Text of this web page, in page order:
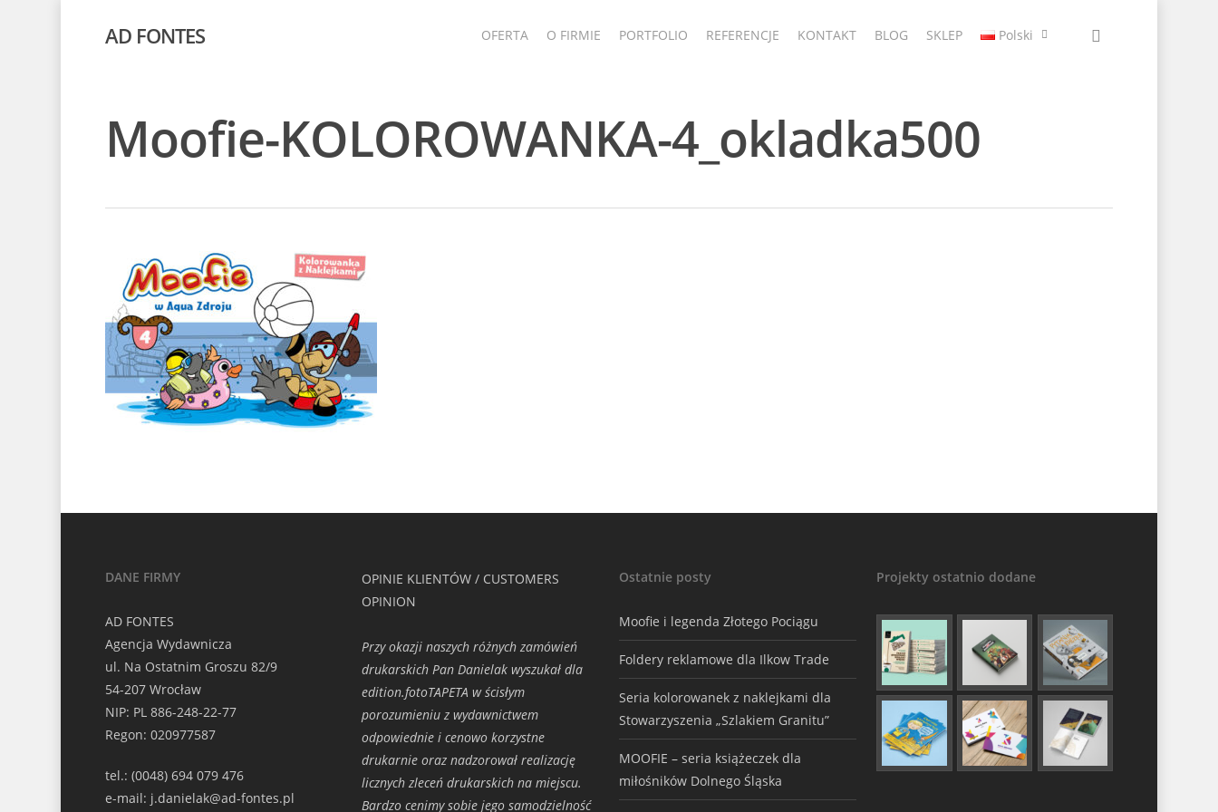
AD FONTES OFERTA O FIRMIE PORTFOLIO REFERENCJE KONTAKT BLOG SKLEP Polski
Moofie-KOLOROWANKA-4_okladka500
DANE FIRMY
AD FONTES
Agencja Wydawnicza
ul. Na Ostatnim Groszu 82/9
54-207 Wrocław
NIP: PL 886-248-22-77
Regon: 020977587
tel.: (0048) 694 079 476
e-mail: j.danielak@ad-fontes.pl
OPINIE KLIENTÓW / CUSTOMERS
OPINION
Przy okazji naszych różnych zamówień
drukarskich Pan Danielak wyszukał dla
edition.fotoTAPETA w ścisłym
porozumieniu z wydawnictwem
odpowiednie i cenowo korzystne
drukarnie oraz nadzorował realizację
licznych zleceń drukarskich na miejscu.
Bardzo cenimy sobie jego samodzielność
Ostatnie posty
Moofie i legenda Złotego Pociągu
Foldery reklamowe dla Ilkow Trade
Seria kolorowanek z naklejkami dla
Stowarzyszenia „Szlakiem Granitu”
MOOFIE – seria książeczek dla
miłośników Dolnego Śląska
Projekty ostatnio dodane